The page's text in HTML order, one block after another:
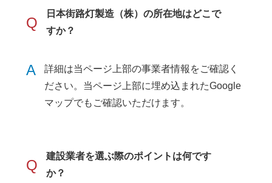
Q
日本街路灯製造（株）の所在地はどこで
すか？
A
詳細は当ページ上部の事業者情報をご確認く
ださい。当ページ上部に埋め込まれたGoogle
マップでもご確認いただけます。
Q
建設業者を選ぶ際のポイントは何です
か？